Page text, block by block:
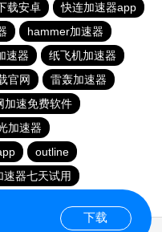
载安卓
快连加速器app
hammer加速器
速器
纸飞机加速器
官网
雷轰加速器
加速免费软件
加速器
outline
速器七天试用
下载